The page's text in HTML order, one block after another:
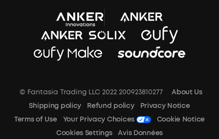
© Fantasia Trading LLC 2022 200923810277
About Us
Shipping policy
Refund policy
Privacy Notice
Terms of Use
Your Privacy Choices
Cookie Notice
Cookies Settings
Avis Données